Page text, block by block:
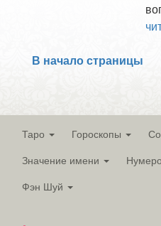
В начало страницы
Таро Гороскопы
Значение имени
Фэн Шуй